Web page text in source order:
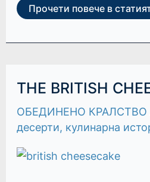
Прочети повече в
THE BRITISH
ОБЕДИНЕНО КРАЛСТВО
десерти, кулинарна
THE
BRITISH